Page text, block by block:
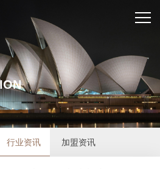
行业资讯 加盟资讯